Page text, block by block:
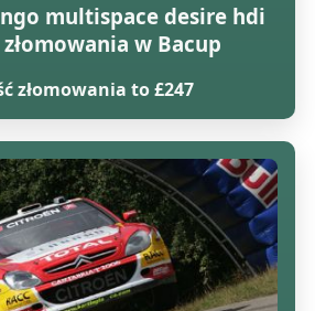
multispace desire hdi
w Bacup
złomowania to £247